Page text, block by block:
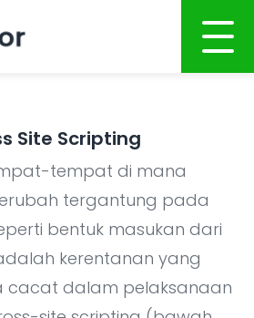
AI
Mobile
Site Scripting
tempat di mana
tergantung pada
bentuk masukan dari
kerentanan yang
cacat dalam pelaksanaan